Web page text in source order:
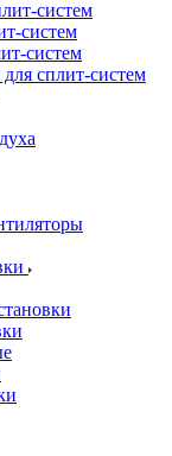
систем
систем
систем
сплит-систем